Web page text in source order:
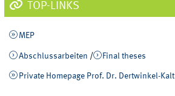
TOP-LINKS
MEP
Abschlussarbeiten / Final theses
Private Homepage Prof. Dr. Dertwinkel-Kalt